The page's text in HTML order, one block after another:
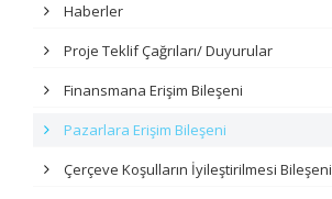
Haberler
Proje Teklif Çağrıları/ Duyurular
Finansmana Erişim Bileşeni
Pazarlara Erişim Bileşeni
Çerçeve Koşulların İyileştirilmesi Bileşeni